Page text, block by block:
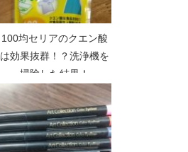
100均セリアのクエン酸
は効果抜群！？洗浄機を
掃除した結果！